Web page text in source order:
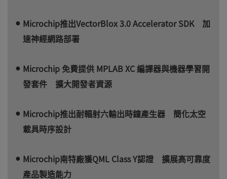
Microchip推出VectorBlox 3.0 Accelerator SDK 加
速神經網路部署
Microchip 免費提供 MPLAB XC 編譯器與機器學習開
發套件 擴大開發者資源
Microchip推出耐輻射六輸出時鐘產生器 簡化太空
載具時序設計
Microchip南特廠獲QML Class Y認證 擴展高可靠度
產品製造能力